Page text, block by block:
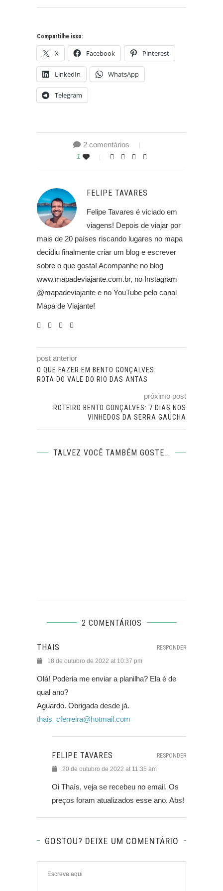
Compartilhe isso:
X Facebook Pinterest
LinkedIn WhatsApp
Telegram
2 comentários
1
FELIPE TAVARES
Felipe Tavares é viciado em
viagens! Depois de viajar por
mais de 20 países riscando lugares no mapa
decidiu finalmente criar um blog e escrever
sobre o que gosta! Acompanhe no blog
www.mapadeviajante.com.br, no Instagram
@mapadeviajante e no YouTube pelo canal
Mapa de Viajante!
post anterior
O QUE FAZER EM BENTO GONÇALVES:
ROTA DO VALE DO RIO DAS ANTAS
próximo post
ROTEIRO BENTO GONÇALVES: 7 DIAS NOS
VINHEDOS DA SERRA GAÚCHA
TALVEZ VOCÊ TAMBÉM GOSTE...
2 COMENTÁRIOS
THAIS
18 de outubro de 2022 at 10:37 pm
Olá! Poderia me enviar a planilha? Ela é de
qual ano?
Aguardo. Obrigada desde já.
thais_cferreira@hotmail.com
RESPONDER
FELIPE TAVARES
20 de outubro de 2022 at 11:35 am
Oi Thaís, veja se recebeu no email. Os
preços foram atualizados esse ano. Abs!
RESPONDER
GOSTOU? DEIXE UM COMENTÁRIO